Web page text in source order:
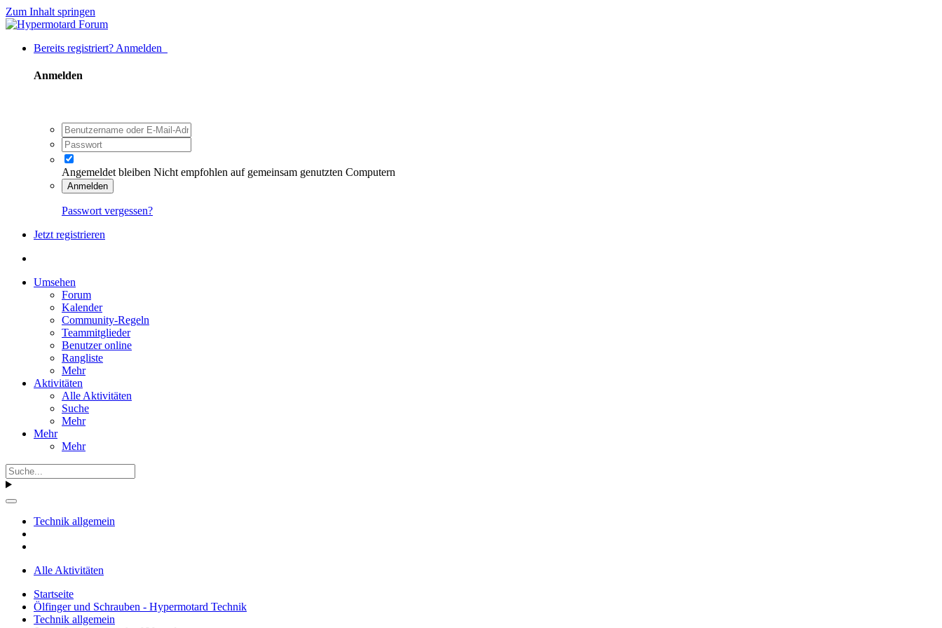
Zum Inhalt springen
Bereits registriert? Anmelden
Anmelden
Angemeldet bleiben Nicht empfohlen auf gemeinsam genutzten Computern
Anmelden
Passwort vergessen?
Jetzt registrieren
Umsehen
Forum
Kalender
Community-Regeln
Teammitglieder
Benutzer online
Rangliste
Mehr
Aktivitäten
Alle Aktivitäten
Suche
Mehr
Mehr
Mehr
Technik allgemein
Alle Aktivitäten
Startseite
Ölfinger und Schrauben - Hypermotard Technik
Technik allgemein